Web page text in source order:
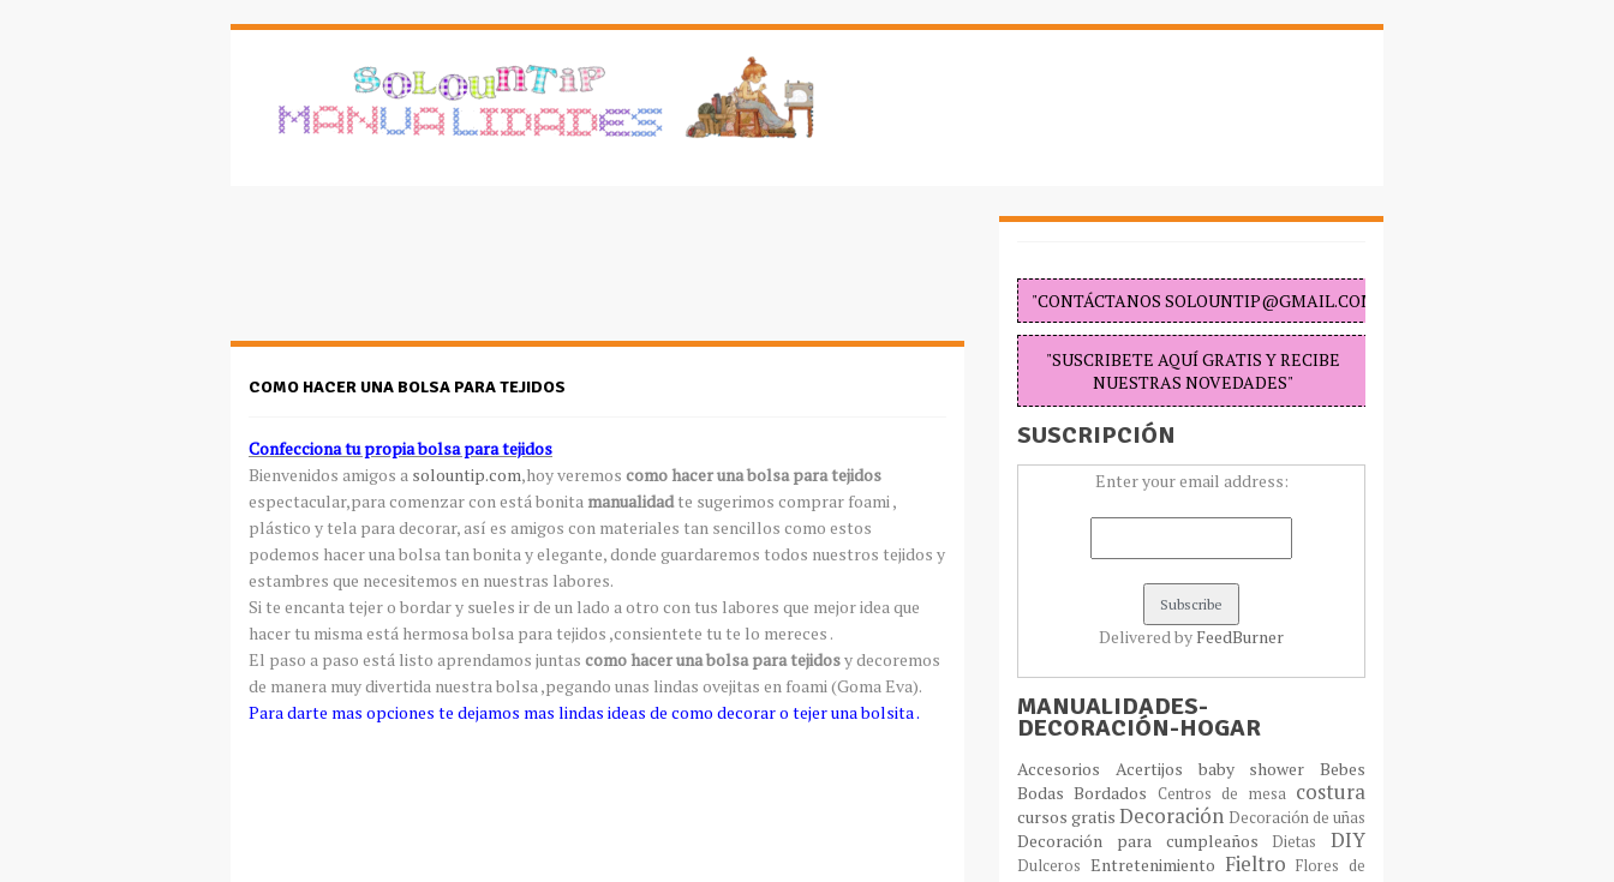
COMO HACER UNA BOLSA PARA TEJIDOS
Confecciona tu propia bolsa para tejidos
Bienvenidos amigos a solountip.com,hoy veremos como hacer una bolsa para tejidos
espectacular,para comenzar con está bonita manualidadte sugerimos comprar foami ,
plástico y tela para decorar, así es amigos con materiales tan sencillos como estos
podemos hacer una bolsa tan bonita y elegante, donde guardaremos todos nuestros tejidos y
estambres que necesitemos en nuestras labores.
Si te encanta tejer o bordar y sueles ir de un lado a otro con tus labores que mejor idea que
hacer tu misma está hermosa bolsa para tejidos ,consientete tu te lo mereces .
El paso a paso está listo aprendamos juntas como hacer una bolsa para tejidosy decoremos
de manera muy divertida nuestra bolsa ,pegando unas lindas ovejitas en foami (Goma Eva).
Para darte mas opciones te dejamos mas lindas ideas de como decorar o tejer una bolsita .
"CONTÁCTANOS SOLOUNTIP@GMAIL.COM "
"SUSCRIBETE AQUÍ GRATIS Y RECIBE
NUESTRAS NOVEDADES"
SUSCRIPCIÓN
Enter your email address:
Delivered by FeedBurner
MANUALIDADES-
DECORACIÓN-HOGAR
Accesorios Acertijos baby shower Bebes
BodasBordados Centros de mesa costura
cursos gratis Decoración Decoración de uñas
Decoración para cumpleaños Dietas DIY
Dulceros Entretenimiento FieltroFlores de